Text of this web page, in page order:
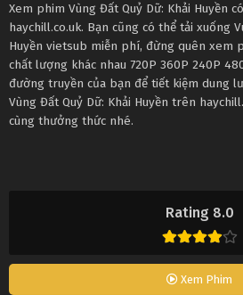
Rating 8.0
Xem Phim
Xem phim Vùng Đất Quỷ Dữ: Khải Huyền
haychill.co.uk. Bạn cũng có thể tải xuống
Huyền vietsub miễn phí, đừng quên xem
chất lượng khác nhau 720P 360P 240P
đường truyền của bạn để tiết kiệm dung
Vùng Đất Quỷ Dữ: Khải Huyền trên
cùng thưởng thức nhé.